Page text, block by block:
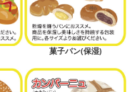
菓子パン(保湿)